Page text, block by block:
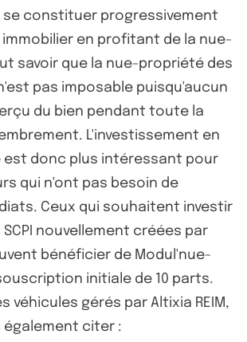
se constituer progressivement
en profitant de la nue-
savoir que la nue-propriété des
pas imposable puisqu'aucun
du bien pendant toute la
L'investissement en
donc plus intéressant pour
qui n'ont pas besoin de
Ceux qui souhaitent investir
nouvellement créées par
bénéficier de Modul'nue-
initiale de 10 parts.
véhicules gérés par Altixia REIM,
également citer :